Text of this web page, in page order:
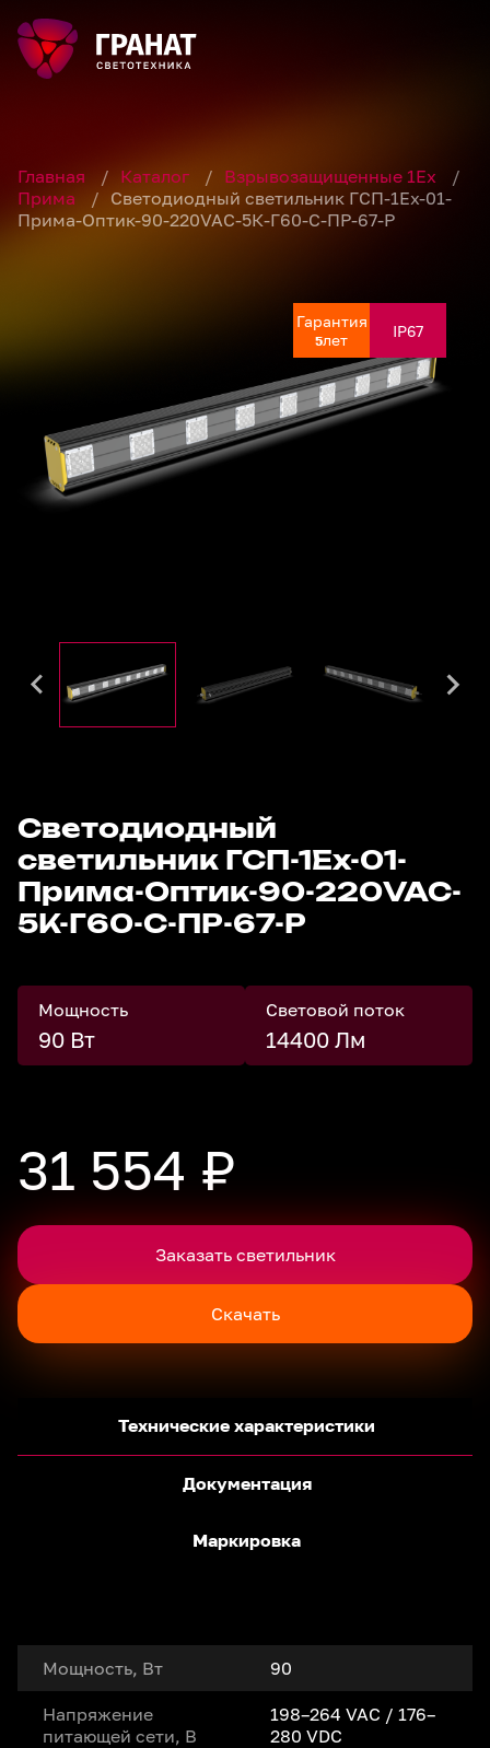
Главная / Каталог / Взрывозащищенные 1Ex
/
Прима
/ Светодиодный светильник ГСП-1Ех-01-
Прима-Оптик-90-220VAC-5К-Г60-С-ПР-67-Р
Гарантия
5лет IP67
Гарантия
5лет IP67
Гарантия
5лет IP67
Гарантия
5лет IP67
Гарантия
5лет IP67
Светодиодный
светильник ГСП-1Ех-01-
Прима-Оптик-90-220VAC-
5К-Г60-С-ПР-67-Р
Мощность
90 Вт
Световой поток
14400 Лм
31 554 ₽
Заказать светильник
Скачать
Технические характеристики
Документация
Маркировка
Мощность, Вт 90
Напряжение
питающей сети, В
198–264 VAC / 176–
280 VDC